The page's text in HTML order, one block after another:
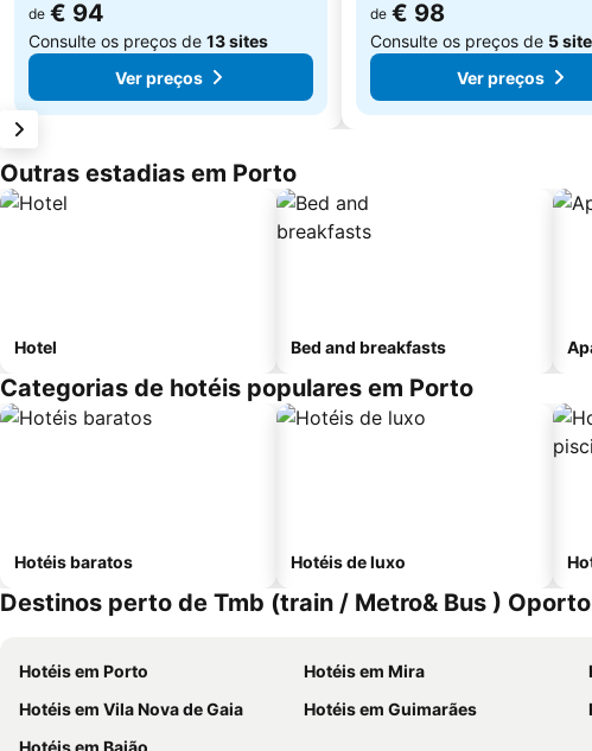
de € 94
Consulte os preços de 13 sites
Ver preços
de € 98
Consulte os preços de 5
Ver preços
Outras estadias em Porto
Hotel Bed and breakfasts
Categorias de hotéis populares em Porto
Hotéis baratos Hotéis de luxo
Destinos perto de Tmb (train / Metro& Bus )
Hotéis em Porto Hotéis em Mira
Hotéis em Vila Nova de Gaia
Hotéis em Guimarães
Hotéis em Baião